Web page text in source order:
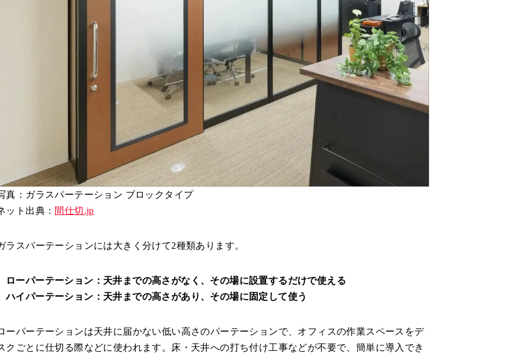
真：ガラスパーテーション ブロックタイプ
ット出典： 間仕切.jp
ラスパーテーションには大きく分けて2種類あります。
ローパーテーション：天井までの高さがなく、その場に設置するだけで使える
ハイパーテーション：天井までの高さがあり、その場に固定して使う
ーパーテーションは天井に届かない低い高さのパーテーションで、オフィスの作業スペースをデ
クごとに仕切る際などに使われます。床・天井への打ち付け工事などが不要で、簡単に導入でき